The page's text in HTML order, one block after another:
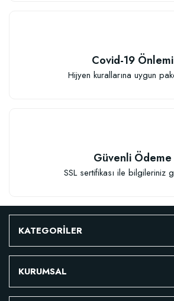
Çiçek Soğanları İçin Özel Karışım Çiçek
Covid-19 Önlemi
Hijyen kurallarına uygun
Güvenli Ödeme
SSL sertifikası ile bilgileriniz
KATEGORİLER
KURUMSAL